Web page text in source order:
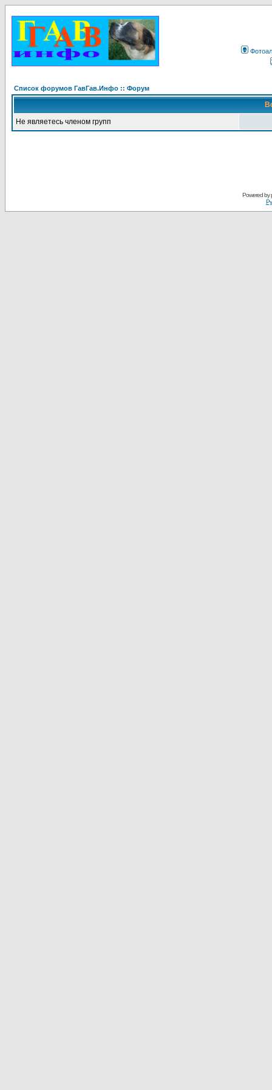
Список форумов ГавГав.Инфо :: Форум
Не являетесь членом групп
Powered by